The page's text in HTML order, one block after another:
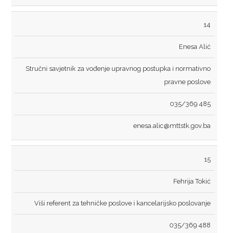
14
Enesa Alić
Stručni savjetnik za vođenje upravnog postupka i normativno
pravne poslove
035/369 485
enesa.alic@mttstk.gov.ba
15
Fehrija Tokić
Viši referent za tehničke poslove i kancelarijsko poslovanje
035/369 488